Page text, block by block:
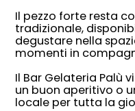
Il pezzo forte resta
tradizionale,
degustare nella
momenti in
Il Bar Gelateria Palù
un buon aperitivo o
locale per tutta la